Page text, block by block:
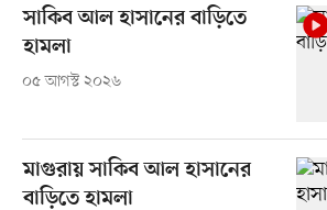
সাকিব আল হাসানের বাড়িতে
হামলা
০৫ আগস্ট ২০২৬
মাগুরায় সাকিব আল হাসানের
বাড়িতে হামলা